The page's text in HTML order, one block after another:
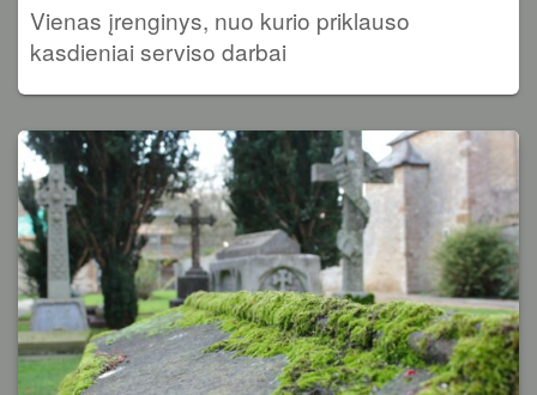
Vienas įrenginys, nuo kurio priklauso
kasdieniai serviso darbai